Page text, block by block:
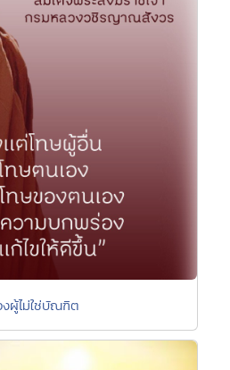
ผู้ไม่ใช่บัณฑิต